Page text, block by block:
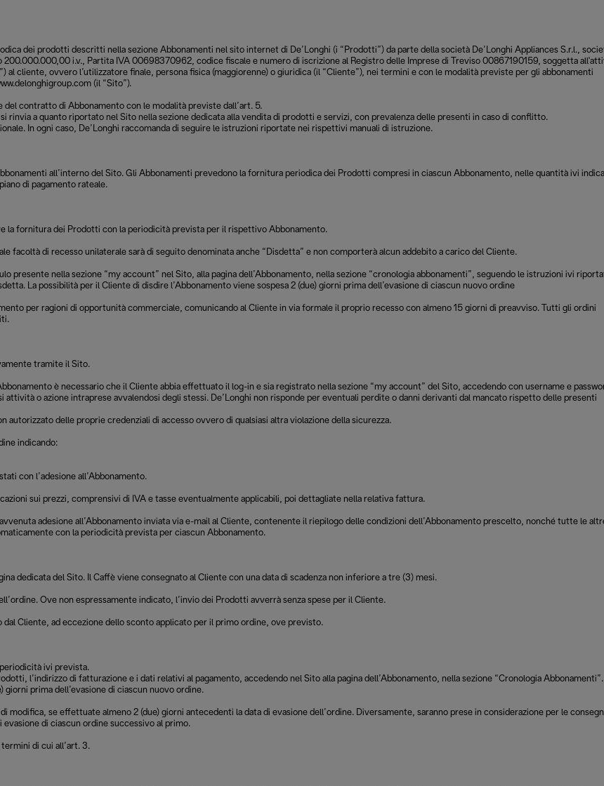
dei prodotti descritti nella sezione Abbonamenti nel sito internet di De’Longhi (i “Prodotti”) da parte della società De’Longhi Appliances S.r.l.,
200.000.000,00 i.v., Partita IVA 00698370962, codice fiscale e numero di iscrizione al Registro delle Imprese di Treviso 00867190159, soggetta
al cliente, ovvero l’utilizzatore finale, persona fisica (maggiorenne) o giuridica (il “Cliente”), nei termini e con le modalità previste per gli abbonamenti
(il “Sito”).
contratto di Abbonamento con le modalità previste dall’art. 5.
rinvia a quanto riportato nel Sito nella sezione dedicata alla vendita di prodotti e servizi, con prevalenza delle presenti in caso di conflitto.
In ogni caso, De’Longhi raccomanda di seguire le istruzioni riportate nei rispettivi manuali di istruzione.
all’interno del Sito. Gli Abbonamenti prevedono la fornitura periodica dei Prodotti compresi in ciascun Abbonamento, nelle quantità ivi
di pagamento rateale.
la fornitura dei Prodotti con la periodicità prevista per il rispettivo Abbonamento.
facoltà di recesso unilaterale sarà di seguito denominata anche “Disdetta” e non comporterà alcun addebito a carico del Cliente.
presente nella sezione “my account” nel Sito, alla pagina dell’Abbonamento, nella sezione “cronologia abbonamenti”, seguendo le istruzioni ivi
La possibilità per il Cliente di disdire l’Abbonamento viene sospesa 2 (due) giorni prima dell’evasione di ciascun nuovo ordine
per ragioni di opportunità commerciale, comunicando al Cliente in via formale il proprio recesso con almeno 15 giorni di preavviso. Tutti gli ordini
tramite il Sito.
è necessario che il Cliente abbia effettuato il log-in e sia registrato nella sezione “my account” del Sito, accedendo con username e
o azione intraprese avvalendosi degli stessi. De’Longhi non risponde per eventuali perdite o danni derivanti dal mancato rispetto delle presenti
autorizzato delle proprie credenziali di accesso ovvero di qualsiasi altra violazione della sicurezza.
indicando:
con l’adesione all’Abbonamento.
sui prezzi, comprensivi di IVA e tasse eventualmente applicabili, poi dettagliate nella relativa fattura.
adesione all’Abbonamento inviata via e-mail al Cliente, contenente il riepilogo delle condizioni dell’Abbonamento prescelto, nonché tutte le
con la periodicità prevista per ciascun Abbonamento.
dedicata del Sito. Il Caffè viene consegnato al Cliente con una data di scadenza non inferiore a tre (3) mesi.
Ove non espressamente indicato, l’invio dei Prodotti avverrà senza spese per il Cliente.
Cliente, ad eccezione dello sconto applicato per il primo ordine, ove previsto.
ivi prevista.
l’indirizzo di fatturazione e i dati relativi al pagamento, accedendo nel Sito alla pagina dell’Abbonamento, nella sezione “Cronologia Abbonamenti”.
prima dell’evasione di ciascun nuovo ordine.
modifica, se effettuate almeno 2 (due) giorni antecedenti la data di evasione dell’ordine. Diversamente, saranno prese in considerazione per le
di ciascun ordine successivo al primo.
di cui all’art. 3.